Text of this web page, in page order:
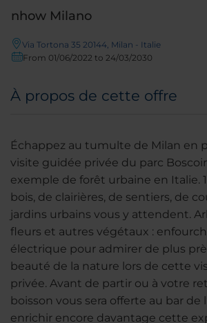
nhow Milano
Via Tortona 35 20144, Milan - Italie
From 01/06/2022 to 24/03/2030
À propos de cette offre
Échappez au tumulte de Milan en
visite guidée privée du parc
exemple de forêt urbaine en Italie.
bois, de clairières, de sentiers, de
jardins urbains vous y attendent.
fleurs et autres végétaux :
électrique pour admirer de plus
beauté de la nature lors de cette
privée. Avant de partir ou à votre
boisson vous sera offerte au bar de
enrichir encore davantage cette